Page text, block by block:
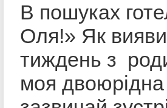
В пошуках
Оля!» Як
тиждень з
моя